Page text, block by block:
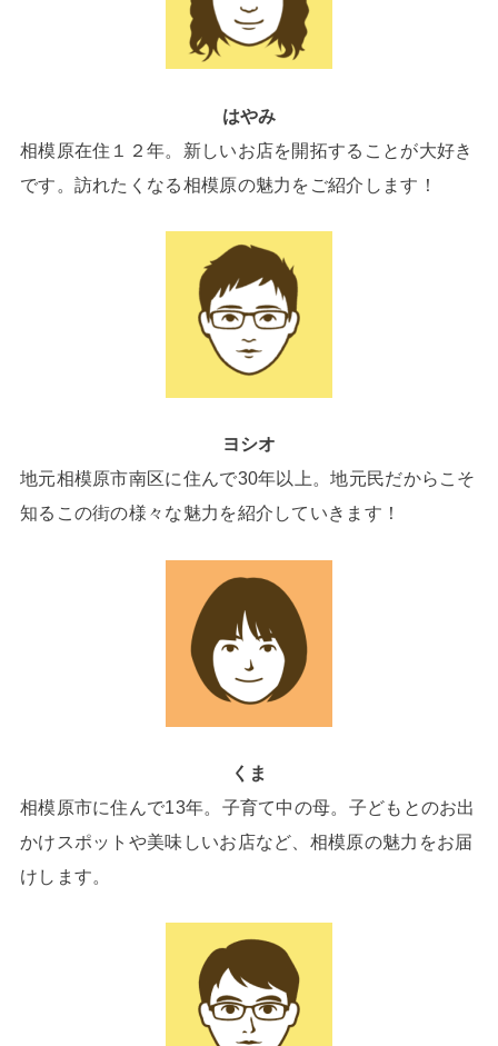
はやみ
相模原在住１２年。新しいお店を開拓することが大好き
です。訪れたくなる相模原の魅力をご紹介します！
ヨシオ
地元相模原市南区に住んで30年以上。地元民だからこそ
知るこの街の様々な魅力を紹介していきます！
くま
相模原市に住んで13年。子育て中の母。子どもとのお出
かけスポットや美味しいお店など、相模原の魅力をお届
けします。